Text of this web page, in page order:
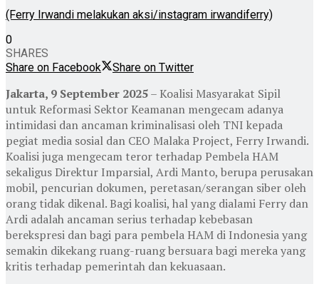
(Ferry Irwandi melakukan aksi/instagram irwandiferry)
0
SHARES
Share on Facebook
Share on Twitter
Jakarta, 9 September 2025– Koalisi Masyarakat Sipil
untuk Reformasi Sektor Keamanan mengecam adanya
intimidasi dan ancaman kriminalisasi oleh TNI kepada
pegiat media sosial dan CEO Malaka Project, Ferry Irwandi.
Koalisi juga mengecam teror terhadap Pembela HAM
sekaligus Direktur Imparsial, Ardi Manto, berupa perusakan
mobil, pencurian dokumen, peretasan/serangan siber oleh
orang tidak dikenal. Bagi koalisi, hal yang dialami Ferry dan
Ardi adalah ancaman serius terhadap kebebasan
berekspresi dan bagi para pembela HAM di Indonesia yang
semakin dikekang ruang-ruang bersuara bagi mereka yang
kritis terhadap pemerintah dan kekuasaan.